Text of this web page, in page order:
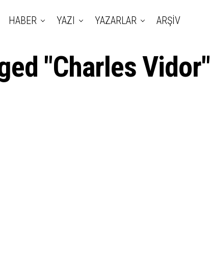
HABER YAZI YAZARLAR ARŞİV
"Charles Vidor"